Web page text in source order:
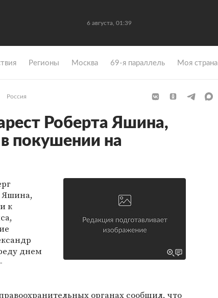
6 августа, 01:39
Регионы Москва 69-я параллель Моя страна
Россия
Роберта Яшина,
покушении на
Яшина,
к
днем
органах сообщил, что